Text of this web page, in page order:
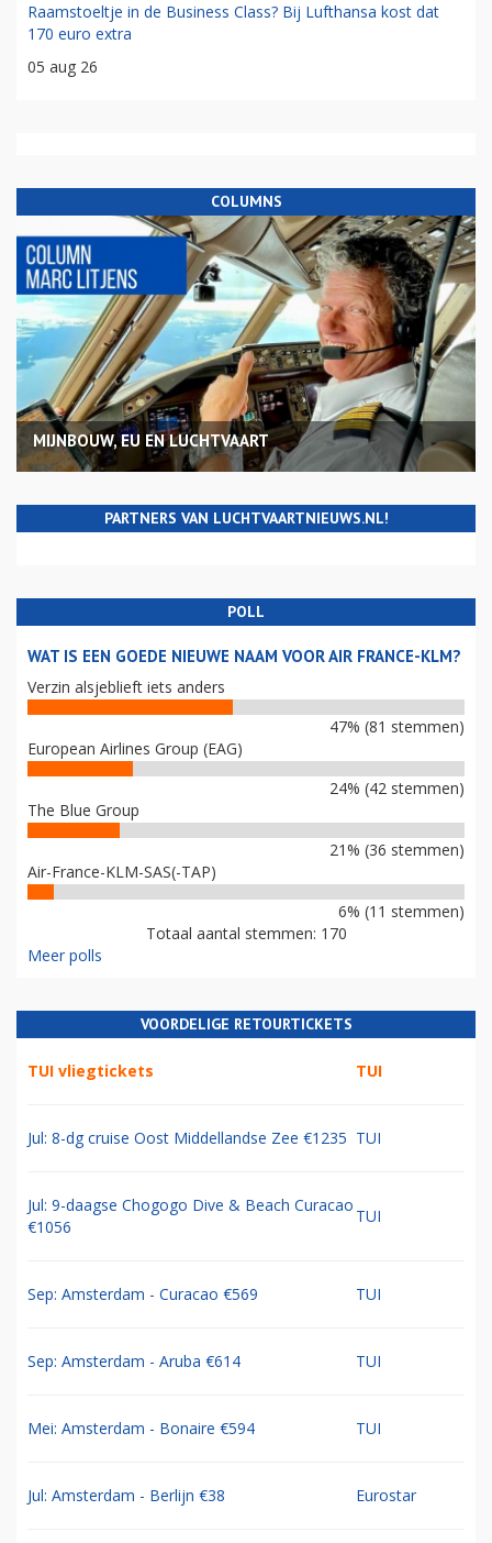
Raamstoeltje in de Business Class? Bij Lufthansa kost dat
170 euro extra
05 aug 26
COLUMNS
MIJNBOUW, EU EN LUCHTVAART
PARTNERS VAN LUCHTVAARTNIEUWS.NL!
POLL
WAT IS EEN GOEDE NIEUWE NAAM VOOR AIR FRANCE-KLM?
Verzin alsjeblieft iets anders
47% (81 stemmen)
European Airlines Group (EAG)
24% (42 stemmen)
The Blue Group
21% (36 stemmen)
Air-France-KLM-SAS(-TAP)
6% (11 stemmen)
Totaal aantal stemmen: 170
Meer polls
VOORDELIGE RETOURTICKETS
TUI vliegtickets TUI
Jul: 8-dg cruise Oost Middellandse Zee €1235 TUI
Jul: 9-daagse Chogogo Dive & Beach Curacao
€1056
TUI
Sep: Amsterdam - Curacao €569 TUI
Sep: Amsterdam - Aruba €614 TUI
Mei: Amsterdam - Bonaire €594 TUI
Jul: Amsterdam - Berlijn €38 Eurostar